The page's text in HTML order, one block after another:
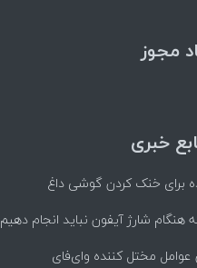
مجوز
خبری
برای خنک کردن گوشی داغ
هنگام شارژ آیفون نباید انجام دهیم
مختل کننده وای‌فای